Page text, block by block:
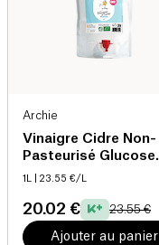
Archie
Vinaigre Cidre Non-
Pasteurisé Glucose
Goddess bio
1L | 23.55 €/L
20.02 € 23.55 €
Ajouter au panier